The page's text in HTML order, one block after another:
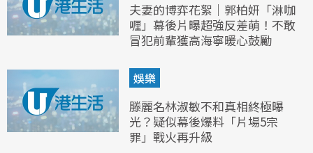
夫妻的博弈花絮｜郭柏妍「淋咖
喱」幕後片曝超強反差萌！不敢
冒犯前輩獲高海寧暖心鼓勵
娛樂
滕麗名林淑敏不和真相終極曝
光？疑似幕後爆料「片場5宗
罪」戰火再升級